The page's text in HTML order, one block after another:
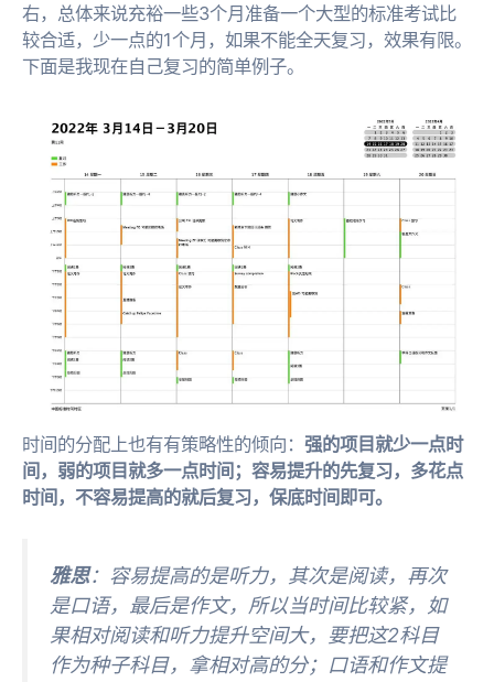
右，总体来说充裕一些3个月准备一个大型的标准考试比
较合适，少一点的1个月，如果不能全天复习，效果有限。
下面是我现在自己复习的简单例子。
时间的分配上也有有策略性的倾向： 强的项目就少一点时
间，弱的项目就多一点时间；容易提升的先复习，多花点
时间，不容易提高的就后复习，保底时间即可。
雅思：容易提高的是听力，其次是阅读，再次
是口语，最后是作文，所以当时间比较紧，如
果相对阅读和听力提升空间大，要把这2科目
作为种子科目，拿相对高的分；口语和作文提